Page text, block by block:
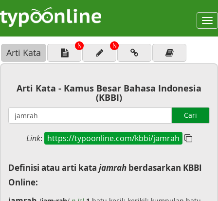
Arti Kata
N N
Arti Kata - Kamus Besar Bahasa Indonesia
(KBBI)
Cari
Link: https://typoonline.com/kbbi/jamrah
Definisi atau arti kata jamrah berdasarkan KBBI
Online: